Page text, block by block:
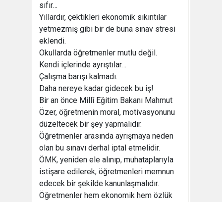
sıfır…
Yıllardır, çektikleri ekonomik sıkıntılar
yetmezmiş gibi bir de buna sınav stresi
eklendi.
Okullarda öğretmenler mutlu değil.
Kendi içlerinde ayrıştılar…
Çalışma barışı kalmadı.
Daha nereye kadar gidecek bu iş!
Bir an önce Millî Eğitim Bakanı Mahmut
Özer, öğretmenin moral, motivasyonunu
düzeltecek bir şey yapmalıdır.
Öğretmenler arasında ayrışmaya neden
olan bu sınavı derhal iptal etmelidir.
ÖMK, yeniden ele alınıp, muhataplarıyla
istişare edilerek, öğretmenleri memnun
edecek bir şekilde kanunlaşmalıdır.
Öğretmenler hem ekonomik hem özlük